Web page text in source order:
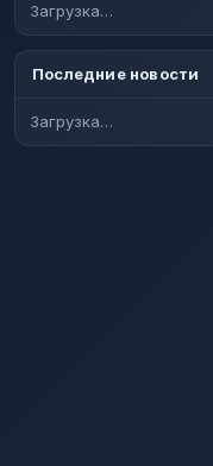
Загрузка…
Последние новости
Загрузка…